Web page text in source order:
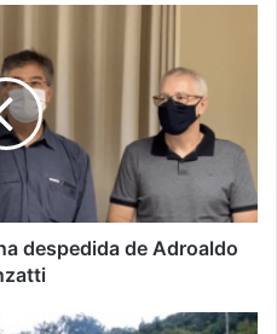
despedida de Adroaldo